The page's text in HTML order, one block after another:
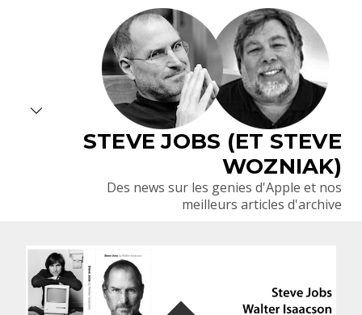
STEVE JOBS (ET STEVE
WOZNIAK)
Des news sur les genies d'Apple et nos
meilleurs articles d'archive